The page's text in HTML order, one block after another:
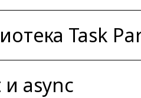
Task
async